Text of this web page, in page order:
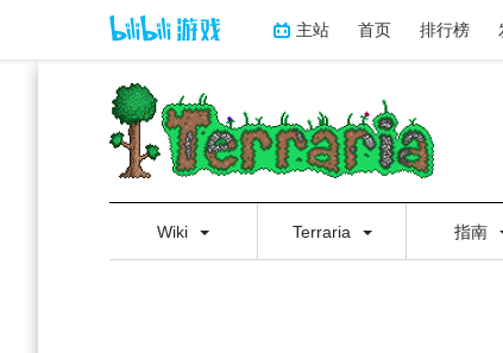
主站 首页 排行榜
Wiki Terraria 指南